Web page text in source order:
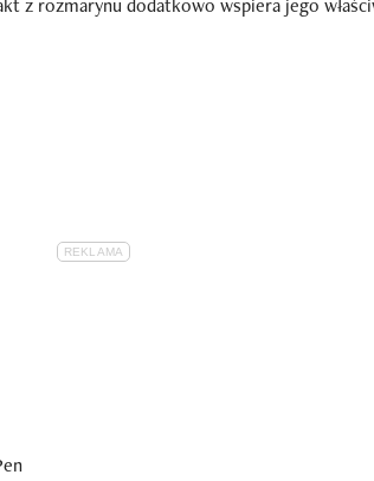
z rozmarynu dodatkowo wspiera jego